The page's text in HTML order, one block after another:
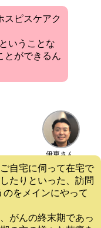
スピスケアク
いうことな
とができるん
伊東さん
自宅に伺って在宅で
たりといった、訪問
のをメインにやって
がんの終末期であっ